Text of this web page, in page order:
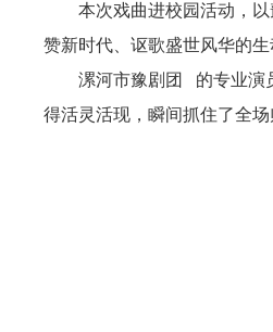
本次戏曲进校园活动，
赞新时代、讴歌盛世风华的生
漯河市豫剧团
的专业演
得活灵活现，瞬间抓住了全场